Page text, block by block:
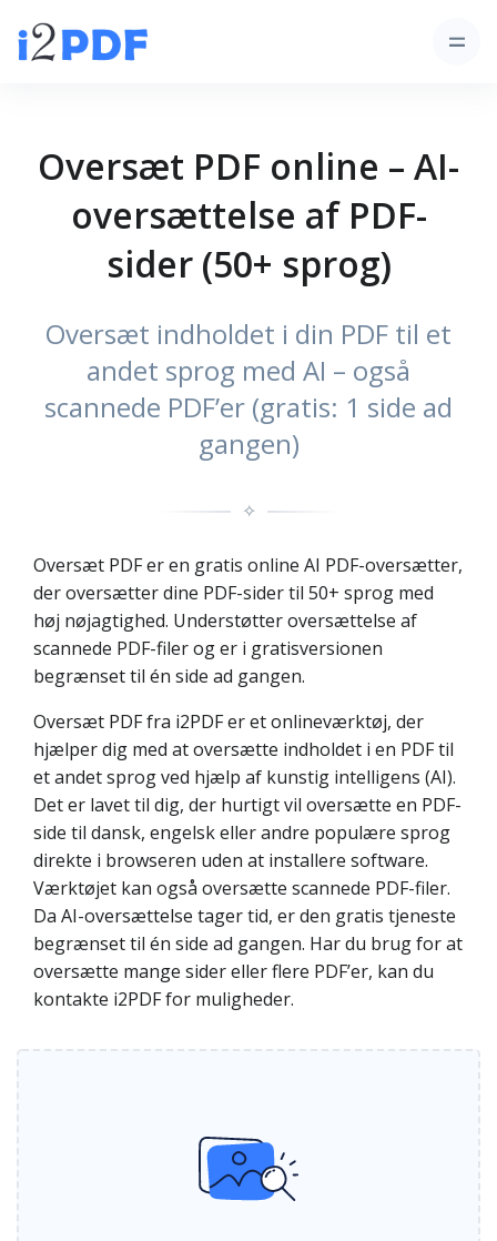
Oversæt PDF online – AI-
oversættelse af PDF-
sider (50+ sprog)
Oversæt indholdet i din PDF til et
andet sprog med AI – også
scannede PDF’er (gratis: 1 side ad
gangen)
✧
Oversæt PDF er en gratis online AI PDF-oversætter,
der oversætter dine PDF-sider til 50+ sprog med
høj nøjagtighed. Understøtter oversættelse af
scannede PDF-filer og er i gratisversionen
begrænset til én side ad gangen.
Oversæt PDF fra i2PDF er et onlineværktøj, der
hjælper dig med at oversætte indholdet i en PDF til
et andet sprog ved hjælp af kunstig intelligens (AI).
Det er lavet til dig, der hurtigt vil oversætte en PDF-
side til dansk, engelsk eller andre populære sprog
direkte i browseren uden at installere software.
Værktøjet kan også oversætte scannede PDF-filer.
Da AI-oversættelse tager tid, er den gratis tjeneste
begrænset til én side ad gangen. Har du brug for at
oversætte mange sider eller flere PDF’er, kan du
kontakte i2PDF for muligheder.